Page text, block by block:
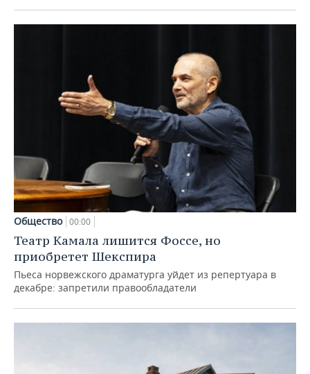
Общество 00:00
Театр Камала лишится Фоссе, но
приобретет Шекспира
Пьеса норвежского драматурга уйдет из репертуара в
декабре: запретили правообладатели